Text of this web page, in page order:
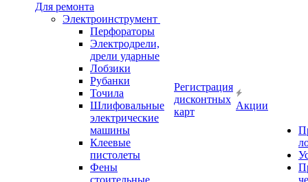
Для ремонта
Электроинструмент
Перфораторы
Электродрели,
дрели ударные
Лобзики
Рубанки
Точила
Шлифовальные
электрические
машины
Клеевые
пистолеты
Фены
стоительные
Регистрация
дисконтных
карт
Акции